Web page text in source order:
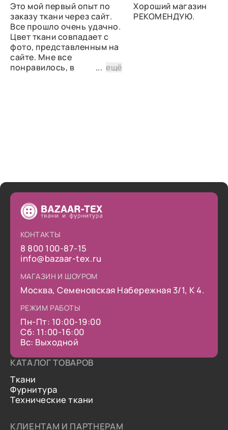
Это мой первый опыт по
заказу ткани через сайт.
Все прошло очень удачно.
Цвет ткани совпадает с
фото, представленным на
сайте. Мне все
понравилось, в
...ещё
Хороший магазин
РЕКОМЕНДУЮ.
КОНТАКТЫ
8 800 100-87-15
info@bazaar-tex.ru
МАГАЗИН И ШОУРОМ
Москва, Семеновская Набережная 3/1, К 4.
РЕЖИМ РАБОТЫ
Пн-Пт: 10:00-19:00
Сб: 11:00-16:00
Вс: Выходной
КАТАЛОГ ТОВАРОВ
Ткани
Фурнитура
Технические ткани
КЛИЕНТАМ И ПАРТНЕРАМ